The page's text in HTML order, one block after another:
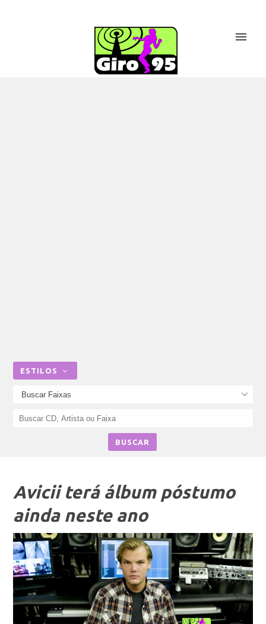
ESTILOS
Avicii terá álbum póstumo
ainda neste ano